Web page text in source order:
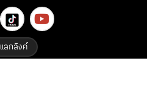
แลกลิงค์